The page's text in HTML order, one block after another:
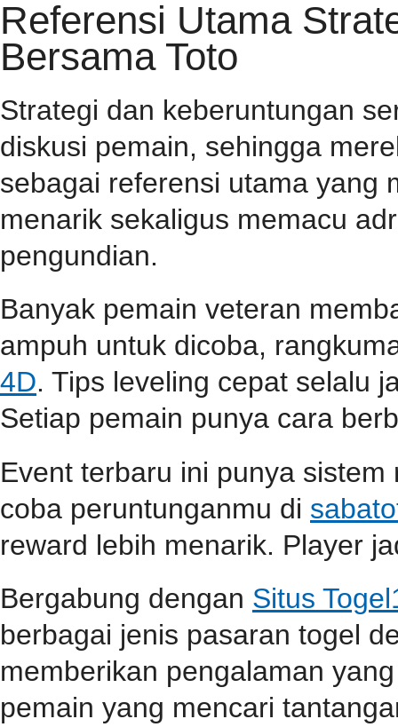
Referensi Utama
Bersama Toto
Strategi dan keberuntungan
diskusi pemain, sehingga
sebagai referensi utama yang
menarik sekaligus memacu
pengundian.
Banyak pemain veteran
ampuh untuk dicoba,
4D. Tips leveling cepat selalu
Setiap pemain punya cara
Event terbaru ini punya
coba peruntunganmu di
reward lebih menarik. Player
Bergabung dengan Situs
berbagai jenis pasaran togel
memberikan pengalaman
pemain yang mencari